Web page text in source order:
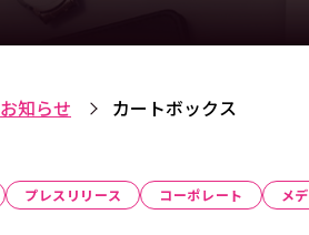
お知らせ カートボックス
プレスリリース コーポレート メ